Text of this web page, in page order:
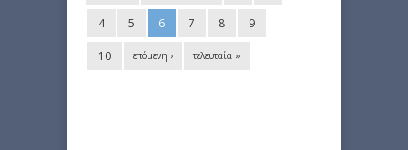
4 5 6 7 8 9
10 επόμενη › τελευταία »